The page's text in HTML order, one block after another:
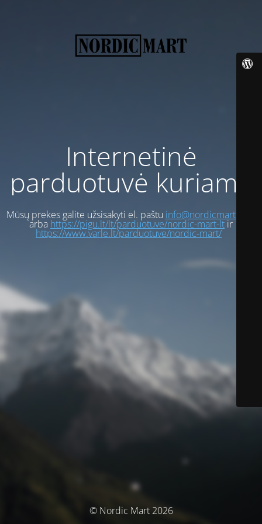
Internetinė
parduotuvė kuriama
Mūsų prekes galite užsisakyti el. paštu info@nordicmart.com
arba https://pigu.lt/lt/parduotuve/nordic-mart-ltir
https://www.varle.lt/parduotuve/nordic-mart/
© Nordic Mart 2026